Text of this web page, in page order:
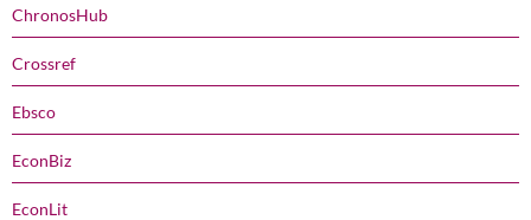
ChronosHub
Crossref
Ebsco
EconBiz
EconLit